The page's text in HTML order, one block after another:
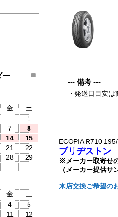
--- 備考 ---
・発送日目安は
ECOPIA R710
ブリヂスト
※メーカー取寄せ
（メーカー提供サ
来店交換ご希望の
ー
金
土
1
7
8
14
15
21
22
28
29
金
土
4
5
11 12